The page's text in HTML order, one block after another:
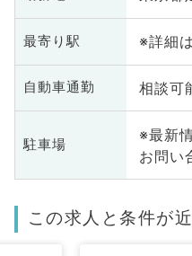
最寄り駅 ※詳細
自動車通勤 相談可
駐車場
※最新
お問い
この求人と条件が